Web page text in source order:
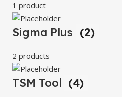
1 product
Sigma Plus (2)
2 products
TSM Tool (4)